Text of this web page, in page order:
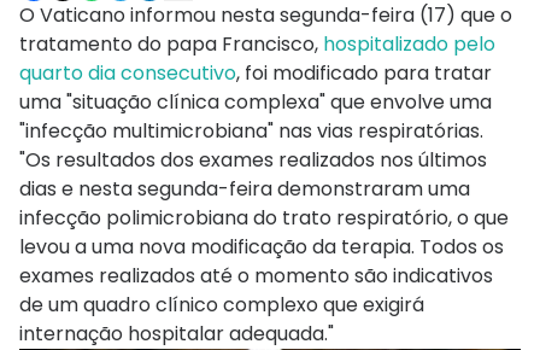
O Vaticano informou nesta segunda-feira (17) que o
tratamento do papa Francisco, hospitalizado pelo
quarto dia consecutivo, foi modificado para tratar
uma "situação clínica complexa" que envolve uma
"infecção multimicrobiana" nas vias respiratórias.
"Os resultados dos exames realizados nos últimos
dias e nesta segunda-feira demonstraram uma
infecção polimicrobiana do trato respiratório, o que
levou a uma nova modificação da terapia. Todos os
exames realizados até o momento são indicativos
de um quadro clínico complexo que exigirá
internação hospitalar adequada."